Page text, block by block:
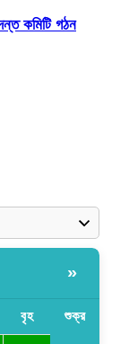
কমিটি গঠন
»
বৃহ শুক্র